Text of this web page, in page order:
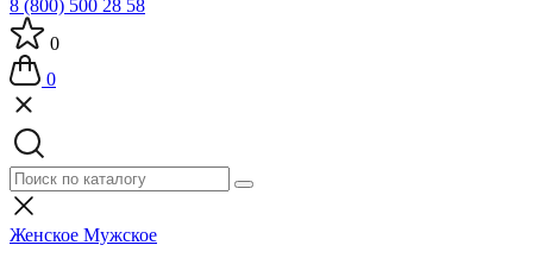
8 (800) 500 28 58
0
0
Женское Мужское